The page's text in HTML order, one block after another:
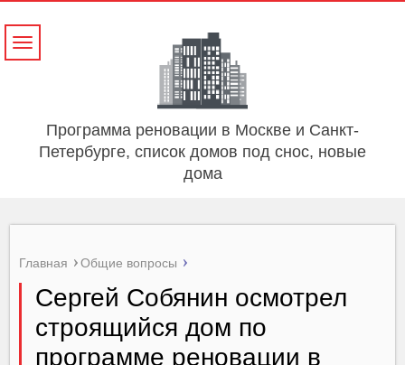
Программа реновации в Москве и Санкт-
Петербурге, список домов под снос, новые
дома
Навигация
Главная Общие вопросы
Сергей Собянин осмотрел
строящийся дом по
программе реновации в